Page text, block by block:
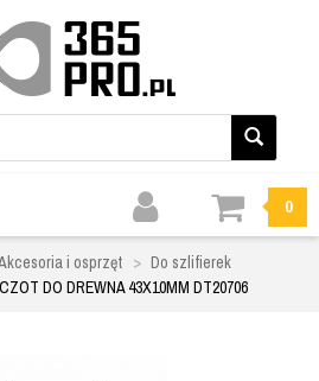
0
i osprzęt
Do szlifierek
DO DREWNA 43X10MM DT20706